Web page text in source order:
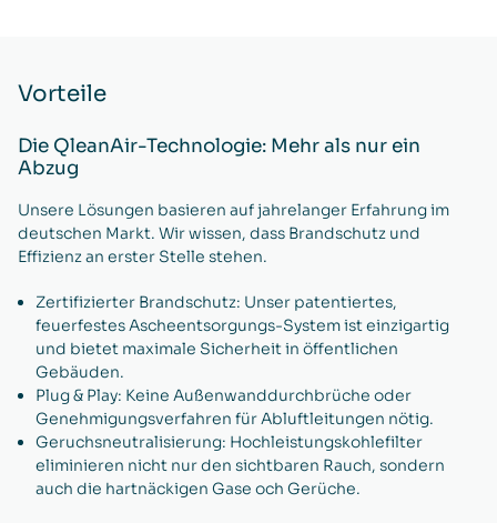
Vorteile
Die QleanAir-Technologie: Mehr als nur ein
Abzug
Unsere Lösungen basieren auf jahrelanger Erfahrung im
deutschen Markt. Wir wissen, dass Brandschutz und
Effizienz an erster Stelle stehen.
Zertifizierter Brandschutz: Unser patentiertes,
feuerfestes Ascheentsorgungs-System ist einzigartig
und bietet maximale Sicherheit in öffentlichen
Gebäuden.
Plug & Play: Keine Außenwanddurchbrüche oder
Genehmigungsverfahren für Abluftleitungen nötig.
Geruchsneutralisierung: Hochleistungskohlefilter
eliminieren nicht nur den sichtbaren Rauch, sondern
auch die hartnäckigen Gase och Gerüche.